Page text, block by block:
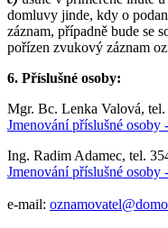
domluvy jinde, kdy o
záznam, případně bude se
pořízen zvukový záznam
6. Příslušné osoby:
Mgr. Bc. Lenka Valová,
Jmenování příslušné osoby
Ing. Radim Adamec, tel.
Jmenování příslušné osoby
e-mail: